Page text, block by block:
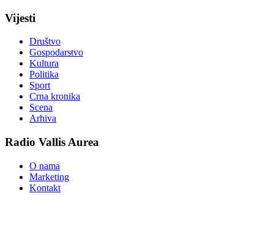
Vijesti
Društvo
Gospodarstvo
Kultura
Politika
Sport
Crna kronika
Scena
Arhiva
Radio Vallis Aurea
O nama
Marketing
Kontakt